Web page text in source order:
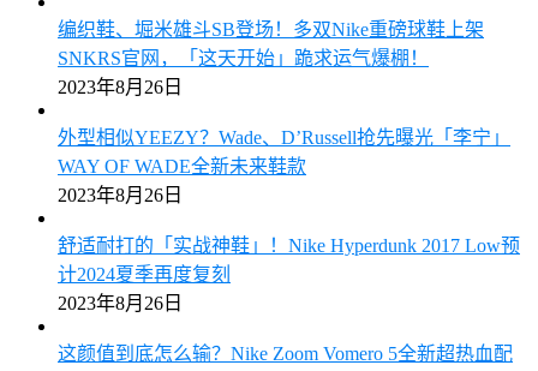
编织鞋、堀米雄斗SB登场！多双Nike重磅球鞋上架
SNKRS官网，「这天开始」跪求运气爆棚！
2023年8月26日
外型相似YEEZY？Wade、D’Russell抢先曝光「李宁」
WAY OF WADE全新未来鞋款
2023年8月26日
舒适耐打的「实战神鞋」！Nike Hyperdunk 2017 Low预
计2024夏季再度复刻
2023年8月26日
这颜值到底怎么输？Nike Zoom Vomero 5全新超热血配